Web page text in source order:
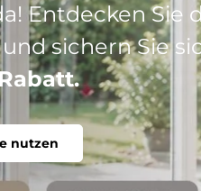
Ihr perfekter